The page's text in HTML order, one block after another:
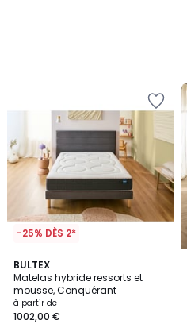
-25% DÈS 2*
BULTEX
Matelas hybride ressorts et
mousse, Conquérant
à partir de
1002,00 €
4,7
/ 5